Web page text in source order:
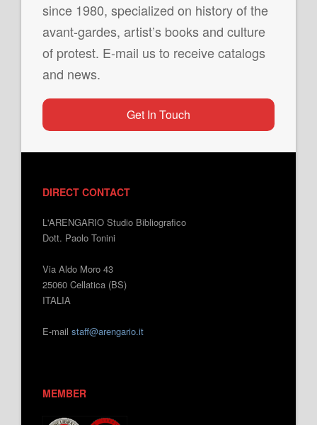
since 1980, specialized on history of the
avant-gardes, artist’s books and culture
of protest. E-mail us to receive catalogs
and news.
Get In Touch
DIRECT CONTACT
L'ARENGARIO Studio Bibliografico
Dott. Paolo Tonini
Via Aldo Moro 43
25060 Cellatica (BS)
ITALIA
E-mail staff@arengario.it
MEMBER